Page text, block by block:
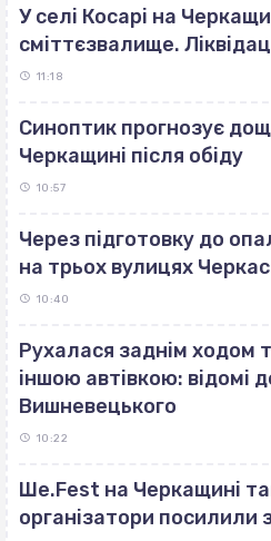
У селі Косарі на
сміттєзвалище.
11:18
Синоптик прогнозує
Черкащині після обіду
10:57
Через підготовку до
на трьох вулицях
10:40
Рухалася заднім ходом
іншою автівкою: відомі
Вишневецького
10:22
Ше.Fest на Черкащині
організатори посилили